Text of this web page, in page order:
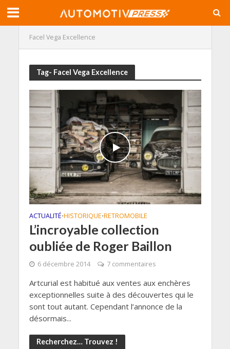
Facel Vega Excellence
Tag- Facel Vega Excellence
ACTUALITÉ•HISTORIQUE•RETROMOBILE
L’incroyable collection
oubliée de Roger Baillon
6 décembre 2014 7 commentaires
Artcurial est habitué aux ventes aux enchères
exceptionnelles suite à des découvertes qui le
sont tout autant. Cependant l’annonce de la
désormais...
Recherchez… Trouvez !